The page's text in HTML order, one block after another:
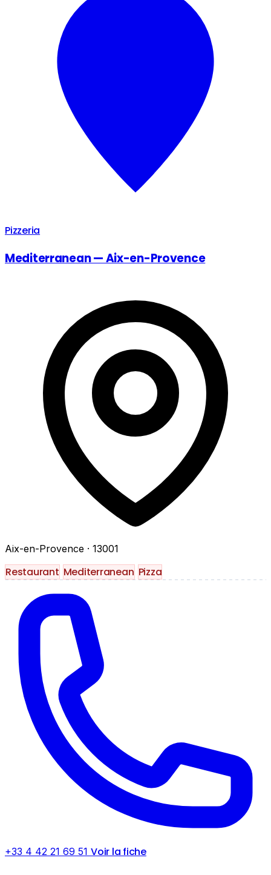
Pizzeria
Mediterranean — Aix-en-Provence
Aix-en-Provence · 13001
Restaurant Mediterranean Pizza
+33 4 42 21 69 51 Voir la fiche